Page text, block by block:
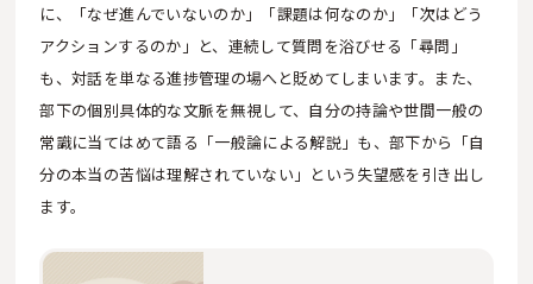
に、「なぜ進んでいないのか」「課題は何なのか」「次はどう
アクションするのか」と、連続して質問を浴びせる「尋問」
も、対話を単なる進捗管理の場へと貶めてしまいます。また、
部下の個別具体的な文脈を無視して、自分の持論や世間一般の
常識に当てはめて語る「一般論による解説」も、部下から「自
分の本当の苦悩は理解されていない」という失望感を引き出し
ます。